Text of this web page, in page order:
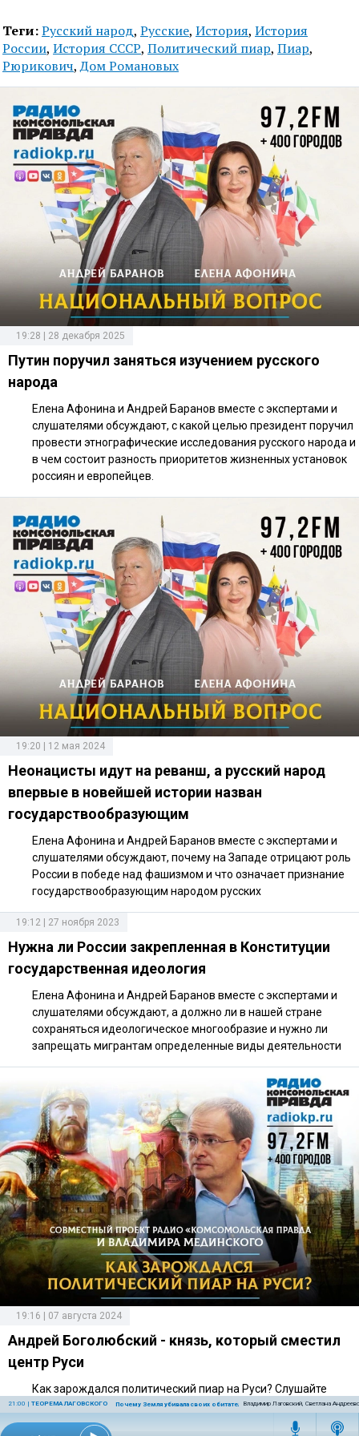
21:00 | ТЕОРЕМА ЛАГОВСКОГО Почему Земля убивала своих обитателейВладимир Лаговский, Светлана
Теги:Русский народ, Русские, История, История
России, История СССР, Политический пиар, Пиар,
Рюрикович,Дом Романовых
19:28 | 28 декабря 2025
Путин поручил заняться изучением русского
народа
Елена Афонина и Андрей Баранов вместе с экспертами и
слушателями обсуждают, с какой целью президент поручил
провести этнографические исследования русского народа и
в чем состоит разность приоритетов жизненных установок
россиян и европейцев.
19:20 | 12 мая 2024
Неонацисты идут на реванш, а русский народ
впервые в новейшей истории назван
государствообразующим
Елена Афонина и Андрей Баранов вместе с экспертами и
слушателями обсуждают, почему на Западе отрицают роль
России в победе над фашизмом и что означает признание
государствообразующим народом русских
19:12 | 27 ноября 2023
Нужна ли России закрепленная в Конституции
государственная идеология
Елена Афонина и Андрей Баранов вместе с экспертами и
слушателями обсуждают, а должно ли в нашей стране
сохраняться идеологическое многообразие и нужно ли
запрещать мигрантам определенные виды деятельности
19:16 | 07 августа 2024
Андрей Боголюбский - князь, который сместил
центр Руси
Как зарождался политический пиар на Руси? Слушайте
совместный проект Владимира Мединского и Радио
«Комсомольская правда»